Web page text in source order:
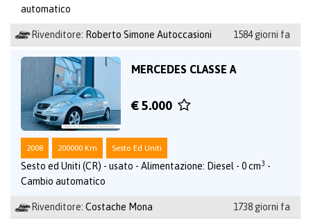
automatico
Rivenditore: Roberto Simone Autoccasioni 1584 giorni fa
MERCEDES CLASSE A
€ 5.000
2008 200000 Km Sesto Ed Uniti
Sesto ed Uniti (CR) - usato - Alimentazione: Diesel - 0 cm3 -
Cambio automatico
Rivenditore: Costache Mona 1738 giorni fa